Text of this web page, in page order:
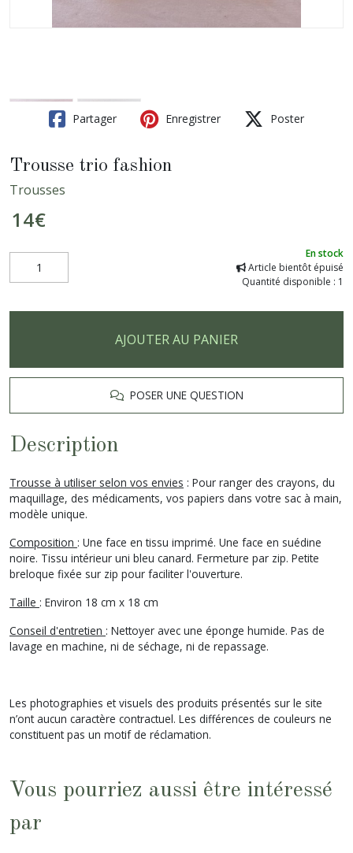
Partager Enregistrer Poster
Trousse trio fashion
Trousses
14€
En stock
Article bientôt épuisé
Quantité disponible : 1
AJOUTER AU PANIER
POSER UNE QUESTION
Description
Trousse à utiliser selon vos envies : Pour ranger des crayons, du
maquillage, des médicaments, vos papiers dans votre sac à main,
modèle unique.
Composition : Une face en tissu imprimé. Une face en suédine
noire. Tissu intérieur uni bleu canard. Fermeture par zip. Petite
breloque fixée sur zip pour faciliter l'ouverture.
Taille : Environ 18 cm x 18 cm
Conseil d'entretien : Nettoyer avec une éponge humide. Pas de
lavage en machine, ni de séchage, ni de repassage.
Les photographies et visuels des produits présentés sur le site
n’ont aucun caractère contractuel. Les différences de couleurs ne
constituent pas un motif de réclamation.
Vous pourriez aussi être intéressé
par